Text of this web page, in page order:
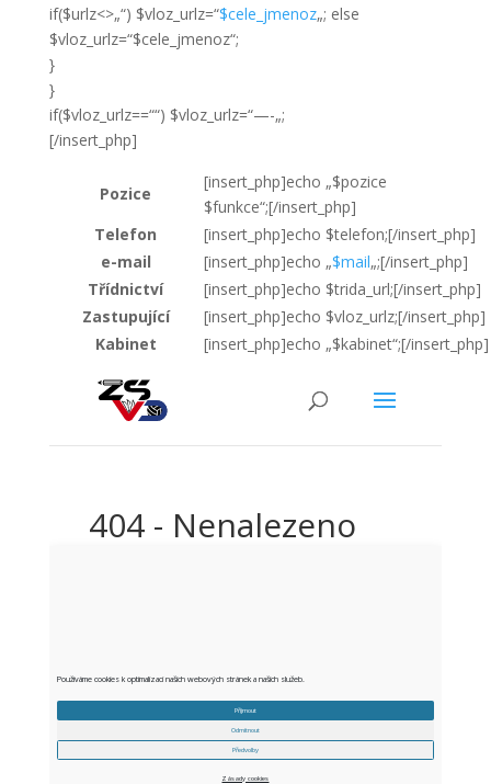
if($urlz<>„“) $vloz_urlz=“$cele_jmenoz„; else
$vloz_urlz=“$cele_jmenoz“;
}
}
if($vloz_urlz==““) $vloz_urlz=“—-„;
[/insert_php]
Pozice
[insert_php]echo „$pozice
$funkce“;[/insert_php]
Telefon
[insert_php]echo $telefon;[/insert_php]
e-mail
[insert_php]echo „$mail„;[/insert_php]
Třídnictví
[insert_php]echo $trida_url;[/insert_php]
Zastupující
[insert_php]echo $vloz_urlz;[/insert_php]
Kabinet
[insert_php]echo „$kabinet“;[/insert_php]